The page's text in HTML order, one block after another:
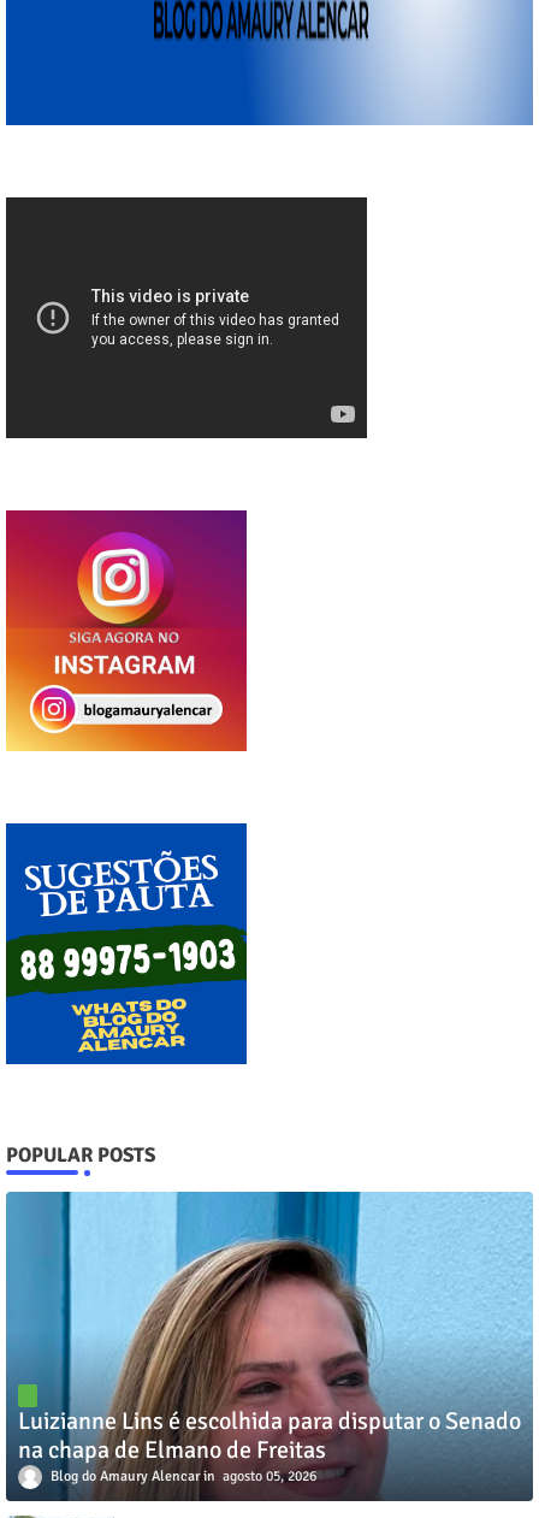
POPULAR POSTS
Luizianne Lins é escolhida para disputar o Senado
na chapa de Elmano de Freitas
Blog do Amaury Alencar agosto 05, 2026